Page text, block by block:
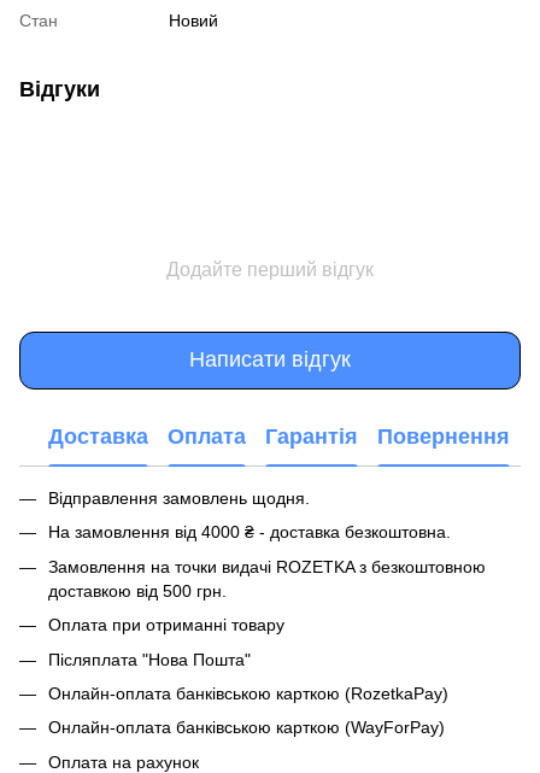
Стан Новий
Відгуки
Додайте перший відгук
Написати відгук
Доставка Оплата Гарантія Повернення
Відправлення замовлень щодня.
На замовлення від 4000 ₴ - доставка безкоштовна.
Замовлення на точки видачі ROZETKA з безкоштовною
доставкою від 500 грн.
Оплата при отриманні товару
Післяплата "Нова Пошта"
Онлайн-оплата банківською карткою (RozetkaPay)
Онлайн-оплата банківською карткою (WayForPay)
Оплата на рахунок